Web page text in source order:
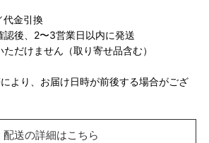
金引換
認後、2〜3営業日以内に発送
ただけません（取り寄せ品含む）
より、お届け日時が前後する場合がござ
配送の詳細はこちら